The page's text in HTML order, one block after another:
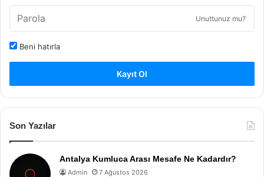
Unuttunuz mu?
Beni hatırla
Kayıt Ol
Son Yazılar
Antalya Kumluca Arası Mesafe Ne Kadardır?
Admin 7 Ağustos 2026